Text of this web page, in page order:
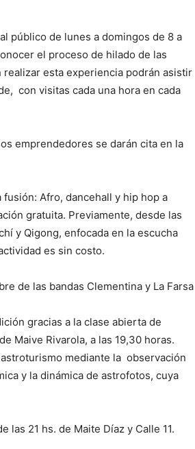
público de lunes a domingos de 8 a
el proceso de hilado de las
esta experiencia podrán asistir
con visitas cada una hora en cada
emprendedores se darán cita en la
fusión: Afro, dancehall y hip hop a
gratuita. Previamente, desde las
y Qigong, enfocada en la escucha
es sin costo.
de las bandas Clementina y La Farsa
gracias a la clase abierta de
Maive Rivarola, a las 19,30 horas.
mediante la observación
y la dinámica de astrofotos, cuya
21 hs. de Maite Díaz y Calle 11.